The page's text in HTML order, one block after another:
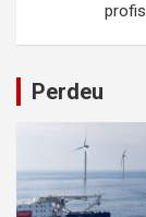
Perdeu